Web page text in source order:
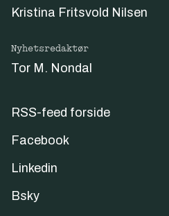
Kristina Fritsvold Nilsen
Nyhetsredaktør
Tor M. Nondal
RSS-feed forside
Facebook
Linkedin
Bsky